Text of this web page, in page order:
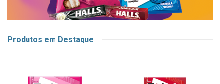
Produtos em Destaque